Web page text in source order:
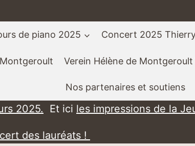
de piano 2025 Concert 2025
Verein Hélène de
Nos partenaires et soutiens
2025. Et ici les impressions de la
des lauréats !